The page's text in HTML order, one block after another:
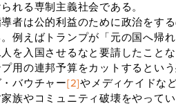
れる専制主義社会である。
者は公的利益のために政治をす
例えばトランプが「元の国へ帰
を入国させるなと要請したこと
用の連邦予算をカットするとい
バウチャー[2]やメディケイドな
族やコミュニティ破壊をやって